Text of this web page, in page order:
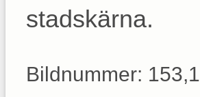
stadskärna.
Bildnummer: 153,1